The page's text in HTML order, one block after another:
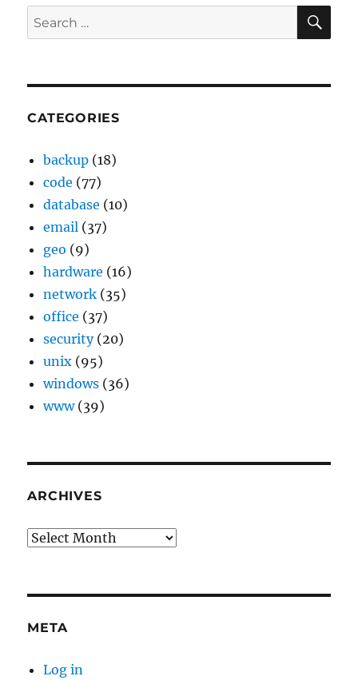
Search
for:
CATEGORIES
backup (18)
code (77)
database (10)
email (37)
geo (9)
hardware (16)
network (35)
office (37)
security(20)
unix (95)
windows (36)
www(39)
ARCHIVES
Archives
META
Log in